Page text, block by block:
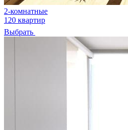
2-комнатные
120 квартир
Выбрать